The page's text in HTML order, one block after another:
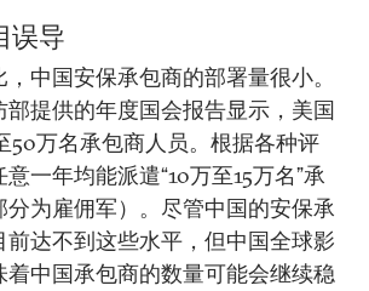
误导
中国安保承包商的部署量很小。
提供的年度国会报告显示，美国
50万名承包商人员。根据各种评
一年均能派遣“10万至15万名”承
为雇佣军）。尽管中国的安保承
达不到这些水平，但中国全球影
着中国承包商的数量可能会继续稳